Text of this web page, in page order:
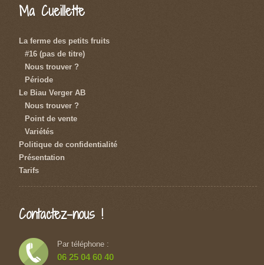
Ma Cueillette
La ferme des petits fruits
#16 (pas de titre)
Nous trouver ?
Période
Le Biau Verger AB
Nous trouver ?
Point de vente
Variétés
Politique de confidentialité
Présentation
Tarifs
Contactez-nous !
Par téléphone :
06 25 04 60 40